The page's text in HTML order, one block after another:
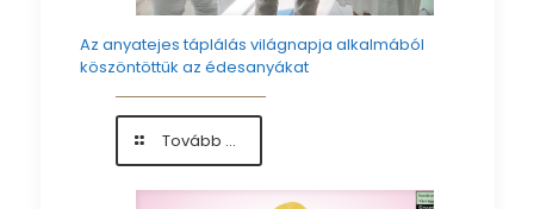
Az anyatejes táplálás világnapja alkalmából
köszöntöttük az édesanyákat
Tovább ...-
Az
anyatejes